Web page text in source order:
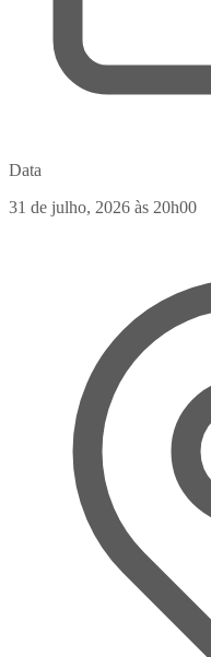
Data
31 de julho, 2026 às 20h00